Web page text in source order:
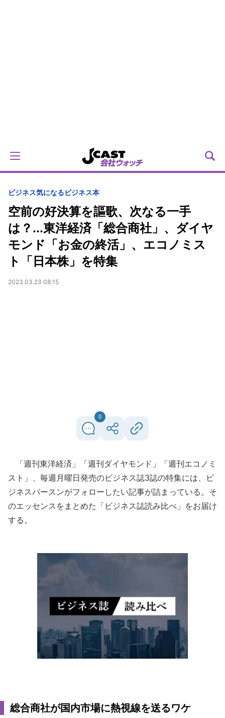
ビジネス気になるビジネス本
空前の好決算を謳歌、次なる一手
は？...東洋経済「総合商社」、ダイヤ
モンド「お金の終活」、エコノミス
ト「日本株」を特集
2023.03.23 08:15
0
「週刊東洋経済」「週刊ダイヤモンド」「週刊エコノミ
スト」、毎週月曜日発売のビジネス誌3誌の特集には、ビ
ジネスパースンがフォローしたい記事が詰まっている。そ
のエッセンスをまとめた「ビジネス誌読み比べ」をお届け
する。
総合商社が国内市場に熱視線を送るワケ